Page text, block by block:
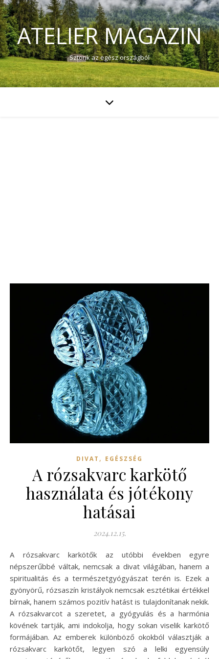
ATELIER MAGAZIN
Sztorik az egész országból
DIVAT , EGÉSZSÉG
A rózsakvarc karkötő
használata és jótékony
hatásai
2024.12.15.
A rózsakvarc karkötők az utóbbi években egyre
népszerűbbé váltak, nemcsak a divat világában, hanem a
spiritualitás és a természetgyógyászat terén is. Ezek a
gyönyörű, rózsaszín kristályok nemcsak esztétikai értékkel
bírnak, hanem számos pozitív hatást is tulajdonítanak nekik.
A rózsakvarcot a szeretet, a gyógyulás és a harmónia
kövének tartják, ami indokolja, hogy sokan viselik karkötő
formájában. Az emberek különböző okokból választják a
rózsakvarc karkötőt, legyen szó a lelki egyensúly